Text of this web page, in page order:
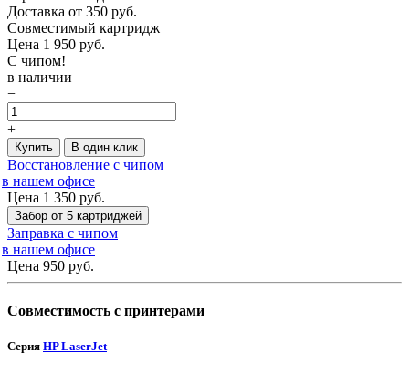
Доставка от 350 руб.
Совместимый картридж
Цена 1 950 руб.
С чипом!
в наличии
−
+
Купить В один клик
Восстановление с чипом
в нашем офисе
Цена 1 350 руб.
Забор от 5 картриджей
Заправка с чипом
в нашем офисе
Цена 950 руб.
Совместимость с принтерами
Серия HP LaserJet